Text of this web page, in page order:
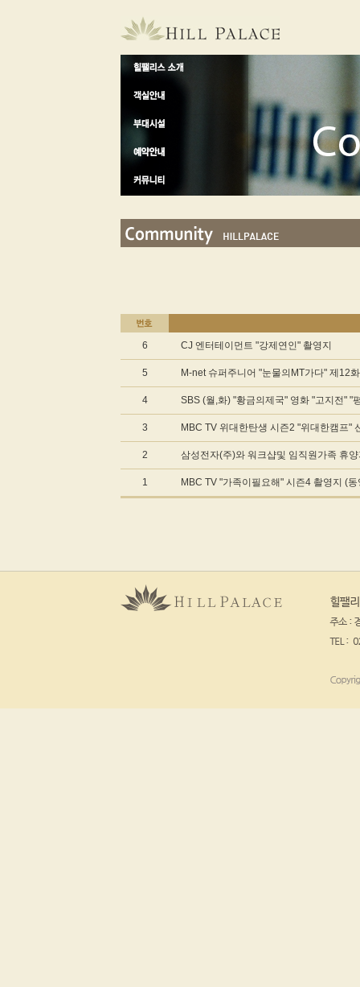
6 CJ 엔터테이먼트 "강제연인" 촬영지
5 M-net 슈퍼주니어 "눈물의MT가다" 제12
4 SBS (월,화) "황금의제국" 영화 "고지전" "
3 MBC TV 위대한탄생 시즌2 "위대한캠프"
2 삼성전자(주)와 워크샵및 임직원가족 휴
1 MBC TV "가족이필요해" 시즌4 촬영지 (동